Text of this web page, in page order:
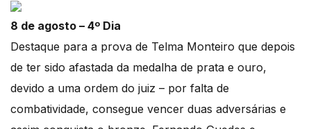
8 de agosto – 4º Dia
Destaque para a prova de Telma Monteiro que depois
de ter sido afastada da medalha de prata e ouro,
devido a uma ordem do juiz – por falta de
combatividade, consegue vencer duas adversárias e